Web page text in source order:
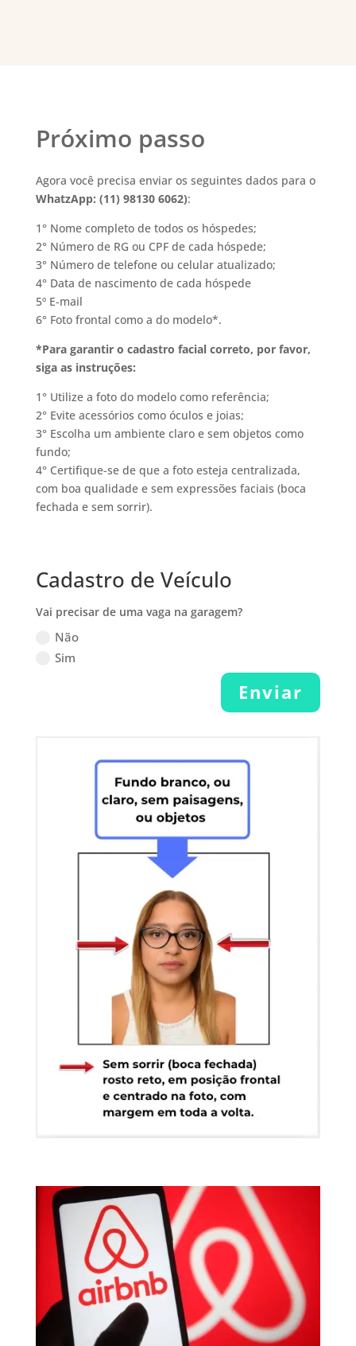
Próximo passo
Agora você precisa enviar os seguintes dados para o
WhatzApp: (11) 98130 6062):
1° Nome completo de todos os hóspedes;
2° Número de RG ou CPF de cada hóspede;
3° Número de telefone ou celular atualizado;
4° Data de nascimento de cada hóspede
5º E-mail
6° Foto frontal como a do modelo*.
*Para garantir o cadastro facial correto, por favor,
siga as instruções:
1° Utilize a foto do modelo como referência;
2° Evite acessórios como óculos e joias;
3° Escolha um ambiente claro e sem objetos como
fundo;
4° Certifique-se de que a foto esteja centralizada,
com boa qualidade e sem expressões faciais (boca
fechada e sem sorrir).
Cadastro de Veículo
Vai precisar de uma vaga na garagem?
Não
Sim
Enviar